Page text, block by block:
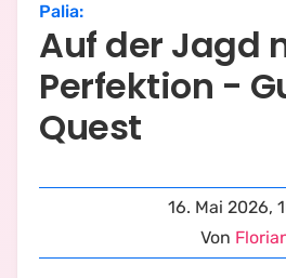
Palia:
Auf der Jagd
Perfektion -
Quest
16. Mai 2026,
Von